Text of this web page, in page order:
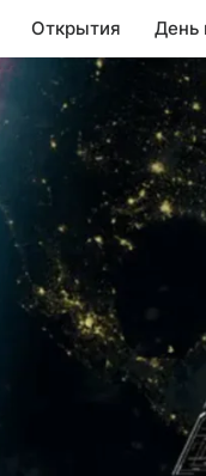
Открытия День